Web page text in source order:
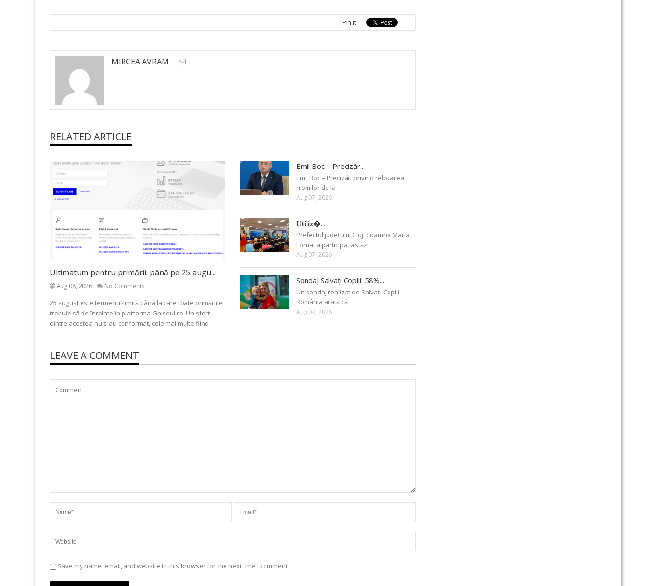
Pin It
MIRCEA AVRAM
RELATED ARTICLE
Ultimatum pentru primării: până pe 25 augu...
Aug 08, 2026 No Comments
25 august este termenul-limită până la care toate primăriile
trebuie să fie înrolate în platforma Ghiseul.ro. Un sfert
dintre acestea nu s-au conformat, cele mai multe fiind
Emil Boc – Precizăr...
Emil Boc – Precizări privind relocarea
rromilor de la
Aug 07, 2026
𝐔𝐭𝐢𝐥𝐢𝐳�...
Prefectul județului Cluj, doamna Maria
Forna, a participat astăzi,
Aug 07, 2026
Sondaj Salvați Copiii: 58%...
Un sondaj realizat de Salvați Copiii
România arată că
Aug 07, 2026
LEAVE A COMMENT
Save my name, email, and website in this browser for the next time I comment.